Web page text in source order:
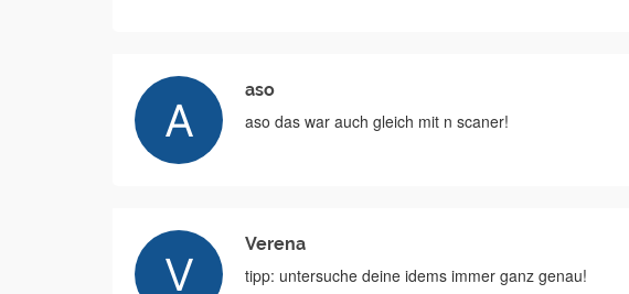
aso
aso das war auch gleich mit n scaner!
Verena
tipp: untersuche deine idems immer ganz genau!